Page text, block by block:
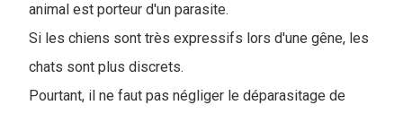
animal est porteur d'un parasite.
Si les chiens sont très expressifs lors d'une gêne, les
chats sont plus discrets.
Pourtant, il ne faut pas négliger le déparasitage de